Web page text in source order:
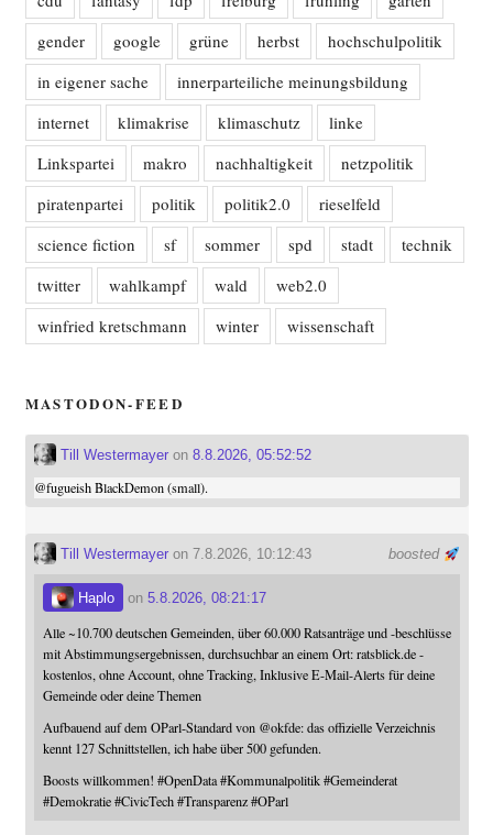
gender
google grüne herbst
hochschulpolitik
in eigener sache
innerparteiliche meinungsbildung
internet
klimakrise klimaschutz
linke
Linkspartei
makro nachhaltigkeit
netzpolitik
piratenpartei
politik politik2.0
rieselfeld
science fiction
sf sommer spd stadt
technik
twitter
wahlkampf wald
web2.0
winfried kretschmann
winter wissenschaft
MASTODON-FEED
Till Westermayeron 8.8.2026, 05:52:52
@fugueishBlackDemon (small).
boosted
Till Westermayeron 7.8.2026, 10:12:43
Haplo on 5.8.2026, 08:21:17
Alle ~10.700 deutschen Gemeinden, über 60.000 Ratsanträge und -beschlüsse
mit Abstimmungsergebnissen, durchsuchbar an einem Ort: ratsblick.de -
kostenlos, ohne Account, ohne Tracking, Inklusive E-Mail-Alerts für deine
Gemeinde oder deine Themen
Aufbauend auf dem OParl-Standard von @okfde: das offizielle Verzeichnis
kennt 127 Schnittstellen, ich habe über 500 gefunden.
Boosts willkommen! #OpenData #Kommunalpolitik #Gemeinderat
#Demokratie #CivicTech #Transparenz #OParl